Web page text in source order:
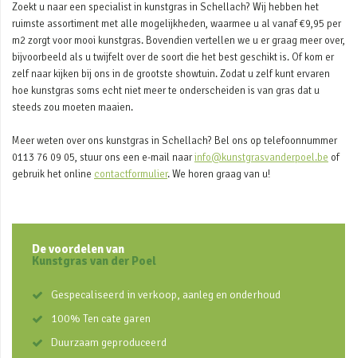
Zoekt u naar een specialist in kunstgras in Schellach? Wij hebben het
ruimste assortiment met alle mogelijkheden, waarmee u al vanaf €9,95 per
m2 zorgt voor mooi kunstgras. Bovendien vertellen we u er graag meer over,
bijvoorbeeld als u twijfelt over de soort die het best geschikt is. Of kom er
zelf naar kijken bij ons in de grootste showtuin. Zodat u zelf kunt ervaren
hoe kunstgras soms echt niet meer te onderscheiden is van gras dat u
steeds zou moeten maaien.
Meer weten over ons kunstgras in Schellach? Bel ons op telefoonnummer
0113 76 09 05, stuur ons een e-mail naarinfo@kunstgrasvanderpoel.be of
gebruik het online contactformulier. We horen graag van u!
De voordelen van
Kunstgras van der Poel
Gespecaliseerd in verkoop, aanleg en onderhoud
100% Ten cate garen
Duurzaam geproduceerd